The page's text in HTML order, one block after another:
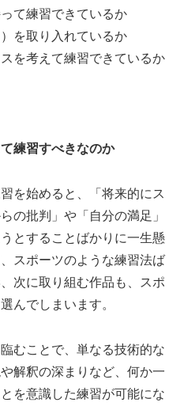
て練習できているか
を取り入れているか
を考えて練習できているか
練習すべきなのか
を始めると、
「将来的にス
の批判」や「自分の満足」
とすることばかりに一生懸
スポーツのような練習法ば
次に取り組む作品も、スポ
んでしまいます。
むことで、単なる技術的な
解釈の深まりなど、何か一
を意識した練習が可能にな